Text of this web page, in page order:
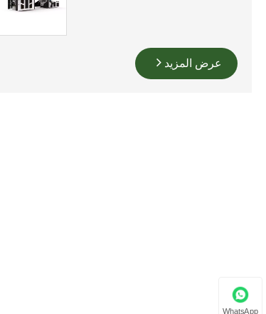
عرض المزيد
WhatsApp